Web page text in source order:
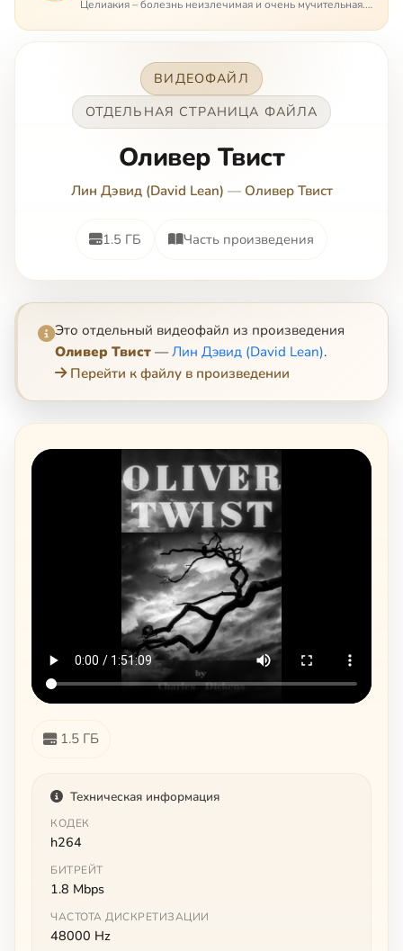
Целиакия – болезнь неизлечимая и очень мучительная.
целиакией страдает в одиночестве, не представляя
ВИДЕОФАЙЛ
ОТДЕЛЬНАЯ СТРАНИЦА ФАЙЛА
Оливер Твист
Лин Дэвид (David Lean) — Оливер Твист
1.5 ГБ Часть произведения
Это отдельный видеофайл из произведения
Оливер Твист — Лин Дэвид (David Lean).
Перейти к файлу в произведении
1.5 ГБ
Техническая информация
КОДЕК
h264
БИТРЕЙТ
1.8 Mbps
ЧАСТОТА ДИСКРЕТИЗАЦИИ
48000 Hz